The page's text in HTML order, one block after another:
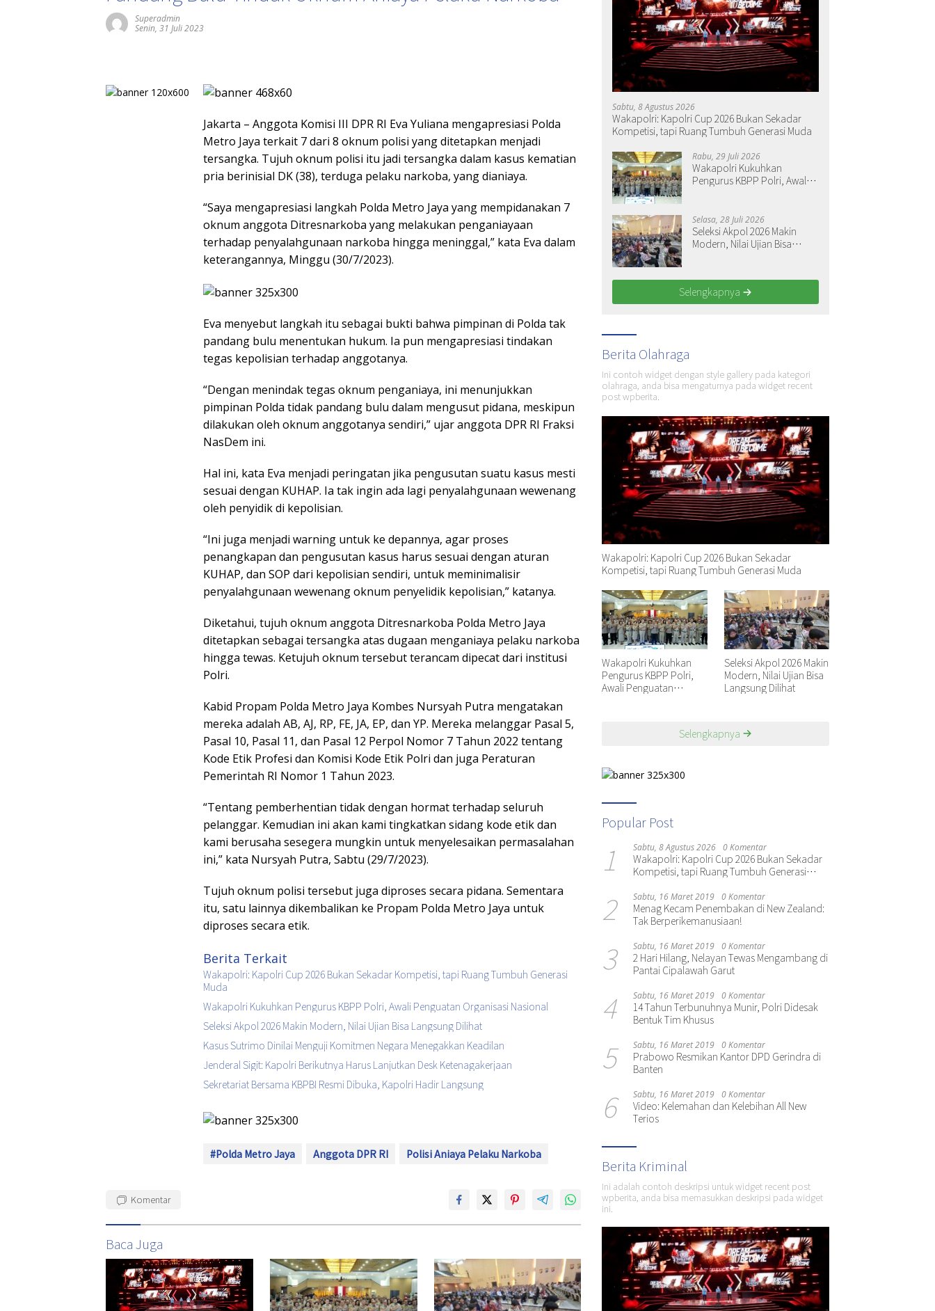
Superadmin
Senin, 31 Juli 2023
Jakarta – Anggota Komisi III DPR RI Eva Yuliana mengapresiasi Polda
Metro Jaya terkait 7 dari 8 oknum polisi yang ditetapkan menjadi
tersangka. Tujuh oknum polisi itu jadi tersangka dalam kasus kematian
pria berinisial DK (38), terduga pelaku narkoba, yang dianiaya.
“Saya mengapresiasi langkah Polda Metro Jaya yang mempidanakan 7
oknum anggota Ditresnarkoba yang melakukan penganiayaan
terhadap penyalahgunaan narkoba hingga meninggal,” kata Eva dalam
keterangannya, Minggu (30/7/2023).
Eva menyebut langkah itu sebagai bukti bahwa pimpinan di Polda tak
pandang bulu menentukan hukum. Ia pun mengapresiasi tindakan
tegas kepolisian terhadap anggotanya.
“Dengan menindak tegas oknum penganiaya, ini menunjukkan
pimpinan Polda tidak pandang bulu dalam mengusut pidana, meskipun
dilakukan oleh oknum anggotanya sendiri,” ujar anggota DPR RI Fraksi
NasDem ini.
Hal ini, kata Eva menjadi peringatan jika pengusutan suatu kasus mesti
sesuai dengan KUHAP. Ia tak ingin ada lagi penyalahgunaan wewenang
oleh penyidik di kepolisian.
“Ini juga menjadi warning untuk ke depannya, agar proses
penangkapan dan pengusutan kasus harus sesuai dengan aturan
KUHAP, dan SOP dari kepolisian sendiri, untuk meminimalisir
penyalahgunaan wewenang oknum penyelidik kepolisian,” katanya.
Diketahui, tujuh oknum anggota Ditresnarkoba Polda Metro Jaya
ditetapkan sebagai tersangka atas dugaan menganiaya pelaku narkoba
hingga tewas. Ketujuh oknum tersebut terancam dipecat dari institusi
Polri.
Kabid Propam Polda Metro Jaya Kombes Nursyah Putra mengatakan
mereka adalah AB, AJ, RP, FE, JA, EP, dan YP. Mereka melanggar Pasal 5,
Pasal 10, Pasal 11, dan Pasal 12 Perpol Nomor 7 Tahun 2022 tentang
Kode Etik Profesi dan Komisi Kode Etik Polri dan juga Peraturan
Pemerintah RI Nomor 1 Tahun 2023.
“Tentang pemberhentian tidak dengan hormat terhadap seluruh
pelanggar. Kemudian ini akan kami tingkatkan sidang kode etik dan
kami berusaha sesegera mungkin untuk menyelesaikan permasalahan
ini,” kata Nursyah Putra, Sabtu (29/7/2023).
Tujuh oknum polisi tersebut juga diproses secara pidana. Sementara
itu, satu lainnya dikembalikan ke Propam Polda Metro Jaya untuk
diproses secara etik.
Berita Terkait
Wakapolri: Kapolri Cup 2026 Bukan Sekadar Kompetisi, tapi Ruang Tumbuh Generasi
Muda
Wakapolri Kukuhkan Pengurus KBPP Polri, Awali Penguatan Organisasi Nasional
Seleksi Akpol 2026 Makin Modern, Nilai Ujian Bisa Langsung Dilihat
Kasus Sutrimo Dinilai Menguji Komitmen Negara Menegakkan Keadilan
Jenderal Sigit: Kapolri Berikutnya Harus Lanjutkan Desk Ketenagakerjaan
Sekretariat Bersama KBPBI Resmi Dibuka, Kapolri Hadir Langsung
#Polda Metro Jaya Anggota DPR RI Polisi Aniaya Pelaku Narkoba
Komentar
Baca Juga
Sabtu, 8 Agustus 2026
Wakapolri: Kapolri Cup 2026 Bukan Sekadar
Kompetisi, tapi Ruang Tumbuh Generasi Muda
Rabu, 29 Juli 2026
Wakapolri Kukuhkan
Pengurus KBPP Polri, Awali
Selasa, 28 Juli 2026
Seleksi Akpol 2026 Makin
Modern, Nilai Ujian Bisa
Selengkapnya
Berita Olahraga
Ini contoh widget dengan style gallery pada kategori
olahraga, anda bisa mengaturnya pada widget recent
post wpberita.
Wakapolri: Kapolri Cup 2026 Bukan Sekadar
Kompetisi, tapi Ruang Tumbuh Generasi Muda
Wakapolri Kukuhkan
Pengurus KBPP Polri,
Awali Penguatan
Seleksi Akpol 2026 Makin
Modern, Nilai Ujian Bisa
Langsung Dilihat
Selengkapnya
Popular Post
1 Sabtu, 8 Agustus 2026 0 Komentar
Wakapolri: Kapolri Cup 2026 Bukan Sekadar
Kompetisi, tapi Ruang Tumbuh Generasi
2 Sabtu, 16 Maret 2019 0 Komentar
Menag Kecam Penembakan di New Zealand:
Tak Berperikemanusiaan!
3 Sabtu, 16 Maret 2019 0 Komentar
2 Hari Hilang, Nelayan Tewas Mengambang di
Pantai Cipalawah Garut
4 Sabtu, 16 Maret 2019 0 Komentar
14 Tahun Terbunuhnya Munir, Polri Didesak
Bentuk Tim Khusus
5 Sabtu, 16 Maret 2019 0 Komentar
Prabowo Resmikan Kantor DPD Gerindra di
Banten
6 Sabtu, 16 Maret 2019 0 Komentar
Video: Kelemahan dan Kelebihan All New
Terios
Berita Kriminal
Ini adalah contoh deskripsi untuk widget recent post
wpberita, anda bisa memasukkan deskripsi pada widget
ini.